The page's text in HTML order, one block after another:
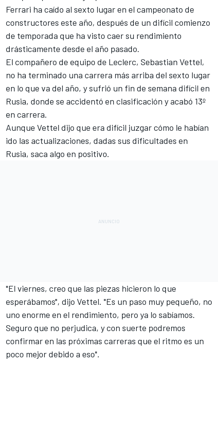
Ferrari ha caído al sexto lugar en el campeonato de
constructores este año, después de un difícil comienzo
de temporada que ha visto caer su rendimiento
drásticamente desde el año pasado.
El compañero de equipo de Leclerc, Sebastian Vettel,
no ha terminado una carrera más arriba del sexto lugar
en lo que va del año, y sufrió un fin de semana difícil en
Rusia, donde se accidentó en clasificación y acabó 13º
en carrera.
Aunque Vettel dijo que era difícil juzgar cómo le habían
ido las actualizaciones, dadas sus dificultades en
Rusia, saca algo en positivo.
"El viernes, creo que las piezas hicieron lo que
esperábamos", dijo Vettel. "Es un paso muy pequeño, no
uno enorme en el rendimiento, pero ya lo sabíamos.
Seguro que no perjudica, y con suerte podremos
confirmar en las próximas carreras que el ritmo es un
poco mejor debido a eso".